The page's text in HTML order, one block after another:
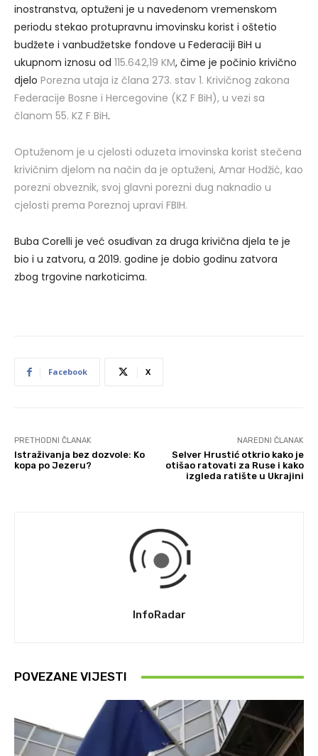
inostranstva, optuženi je u navedenom vremenskom
periodu stekao protupravnu imovinsku korist i oštetio
budžete i vanbudžetske fondove u Federaciji BiH u
ukupnom iznosu od 115.642,19 KM, čime je počinio krivično
djelo Porezna utaja iz člana 273. stav 1. Krivičnog zakona
Federacije Bosne i Hercegovine (KZ F BiH), u vezi sa
članom 55. KZ F BiH.
Optuženom je u cjelosti oduzeta imovinska korist stečena
krivičnim djelom na način da je optuženi, Amar Hodžić, kao
porezni obveznik, svoj glavni porezni dug naknadio u
cjelosti prema Poreznoj upravi FBIH.
Buba Corelli je već osuđivan za druga krivična djela te je
bio i u zatvoru, a 2019. godine je dobio godinu zatvora
zbog trgovine narkoticima.
Facebook X
PRETHODNI ČLANAK
Istraživanja bez dozvole: Ko
kopa po Jezeru?
NAREDNI ČLANAK
Selver Hrustić otkrio kako je
otišao ratovati za Ruse i kako
izgleda ratište u Ukrajini
InfoRadar
POVEZANE VIJESTI